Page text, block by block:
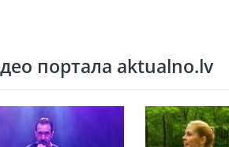
портала aktualno.lv